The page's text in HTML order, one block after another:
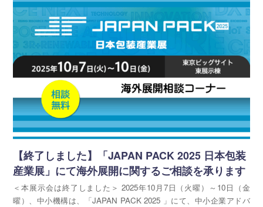
【終了しました】「JAPAN PACK 2025 日本包装
産業展」にて海外展開に関するご相談を承ります
＜本展示会は終了しました＞ 2025年10月7日（火曜）～10日（金
曜）、中小機構は、「JAPAN PACK 2025 」にて、中小企業アドバ